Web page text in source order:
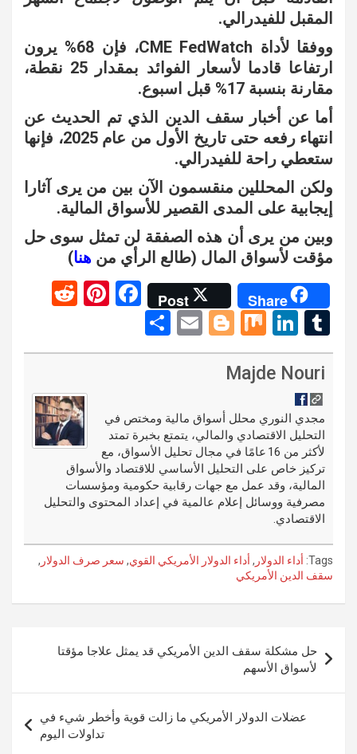
المقبل للفيدرالي.
ووفقا لأداة CME FedWatch، فإن 68% يرون
ارتفاعا قادما لأسعار الفوائد بمقدار 25 نقطة،
مقارنة بنسبة 17% قبل اسبوع.
أما عن أخبار سقف الدين الذي تم الحديث عن
انتهاء رفعه حتى تاريخ الأول من عام 2025، فإنها
ستعطي راحة للفيدرالي.
ولكن المحللين منقسمون الآن بين من يرى آثارا
إيجابية على المدى القصير للأسواق المالية.
وبين من يرى أن هذه الصفقة لن تمثل سوى حل
مؤقت لأسواق المال (طالع الرأي من هنا)
Share
Post
F
ce
o
k
Pi
er
t
d
t
T
u
m
bl
r
Li
n
ke
n
M
ix
Bl
o
er
E
m
h
Majde Nouri
مجدي النوري محلل أسواق مالية ومختص في
التحليل الاقتصادي والمالي، يتمتع بخبرة تمتد
لأكثر من 16 عامًا في مجال تحليل الأسواق، مع
تركيز خاص على التحليل الأساسي للاقتصاد والأسواق
المالية، وقد عمل مع جهات رقابية حكومية ومؤسسات
مصرفية ووسائل إعلام عالمية في إعداد المحتوى والتحليل
الاقتصادي.
Tags: أداء الدولار , أداء الدولار الأمريكي القوي, سعر صرف الدولار ,
سقف الدين الأمريكي
المقالات
حل مشكلة سقف الدين الأمريكي قد يمثل علاجا مؤقتا
لأسواق الأسهم
عضلات الدولار الأمريكي ما زالت قوية وأخطر شيء في
تداولات اليوم